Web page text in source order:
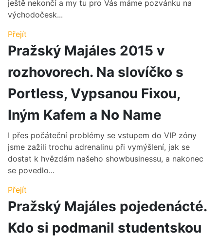
ještě nekončí a my tu pro Vás máme pozvánku na
východočesk...
Přejít
Pražský Majáles 2015 v
rozhovorech. Na slovíčko s
Portless, Vypsanou Fixou,
Iným Kafem a No Name
I přes počáteční problémy se vstupem do VIP zóny
jsme zažili trochu adrenalinu při vymýšlení, jak se
dostat k hvězdám našeho showbusinessu, a nakonec
se povedlo...
Přejít
Pražský Majáles pojedenácté.
Kdo si podmanil studentskou